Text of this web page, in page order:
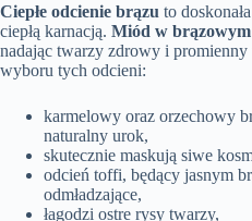
Ciepłe odcienie brązu to
ciepłą karnacją. Miód w
nadając twarzy zdrowy i
wyboru tych odcieni:
karmelowy oraz orzechowy
naturalny urok,
skutecznie maskują siwe
odcień toffi, będący jasnym
odmładzające,
łagodzi ostre rysy twarzy,